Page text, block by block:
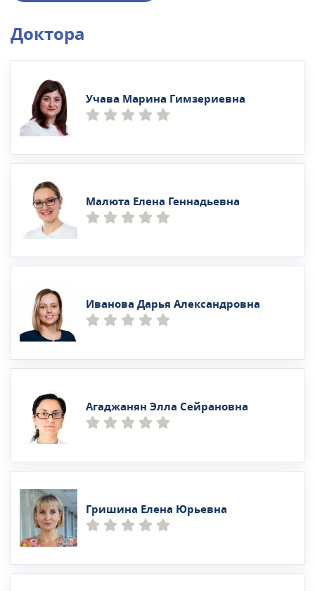
Доктора
Учава Марина Гимзериевна
Малюта Елена Геннадьевна
Иванова Дарья Александровна
Агаджанян Элла Сейрановна
Гришина Елена Юрьевна